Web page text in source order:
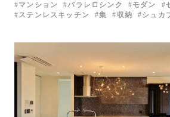
マンション パラレロシンク モダン
ステンレスキッチン
集 収納 シュカ